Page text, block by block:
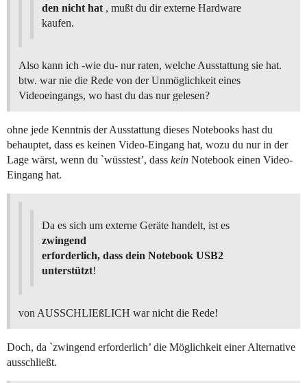
den nicht hat , mußt du dir externe Hardware
kaufen.
Also kann ich -wie du- nur raten, welche Ausstattung sie hat.
btw. war nie die Rede von der Unmöglichkeit eines
Videoeingangs, wo hast du das nur gelesen?
ohne jede Kenntnis der Ausstattung dieses Notebooks hast du
behauptet, dass es keinen Video-Eingang hat, wozu du nur in der
Lage wärst, wenn du `wüsstest’, dass kein Notebook einen Video-
Eingang hat.
Da es sich um externe Geräte handelt, ist es
zwingend
erforderlich, dass dein Notebook USB2
unterstützt!
von AUSSCHLIEßLICH war nicht die Rede!
Doch, da `zwingend erforderlich’ die Möglichkeit einer Alternative
ausschließt.